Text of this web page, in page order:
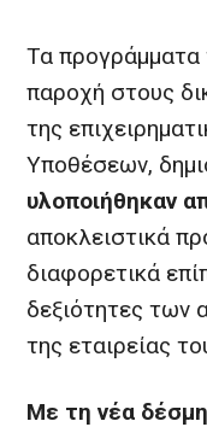
Τα προγράμματα
παροχή στους
της
Υποθέσεων,
υλοποιήθηκαν
αποκλειστικά
διαφορετικά
δεξιότητες των
της εταιρείας
Με τη νέα